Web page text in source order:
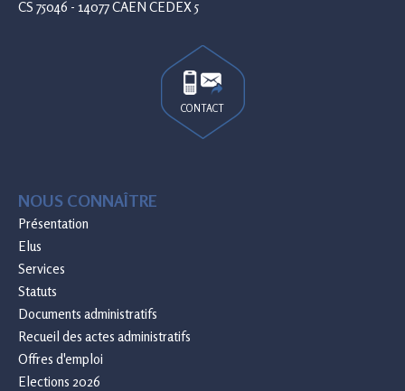
CS 75046 - 14077 CAEN CEDEX 5
CONTACT
NOUS CONNAÎTRE
Présentation
Elus
Services
Statuts
Documents administratifs
Recueil des actes administratifs
Offres d'emploi
Elections 2026